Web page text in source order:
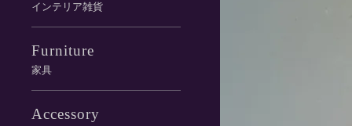
インテリア雑貨
Furniture
家具
Accessory